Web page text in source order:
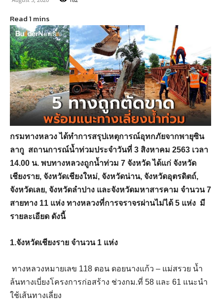
กรมทางหลวง ได้ทำการสรุปเหตุการณ์อุทกภัยจากพายุซิน
ลากู สถานการณ์น้ำท่วมประจำวันที่ 3 สิงหาคม 2563 เวลา
14.00 น. พบทางหลวงถูกน้ำท่วม 7 จังหวัด ได้แก่ จังหวัด
เชียงราย, จังหวัดเชียงใหม่, จังหวัดน่าน, จังหวัดอุตรดิตถ์,
จังหวัดเลย, จังหวัดลำปาง และจังหวัดมหาสารคาม จำนวน 7
สายทาง 11 แห่ง ทางหลวงที่การจราจรผ่านไม่ได้ 5 แห่ง มี
รายละเอียด ดังนี้
1.จังหวัดเชียงราย จำนวน 1 แห่ง
ทางหลวงหมายเลข 118 ตอน ดอยนางแก้ว – แม่สรวย น้ำ
ล้นทางเบี่ยงโครงการก่อสร้าง ช่วงกม.ที่ 58 และ 61 แนะนำ
ใช้เส้นทางเลี่ยง